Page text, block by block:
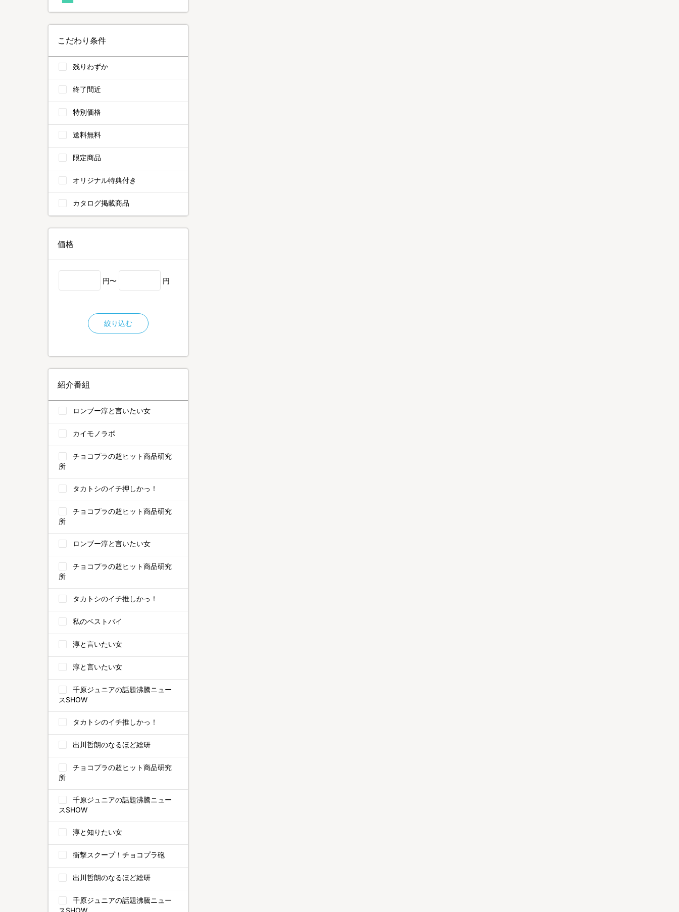
こだわり条件
残りわずか
終了間近
特別価格
送料無料
限定商品
オリジナル特典付き
カタログ掲載商品
価格
円〜 円
絞り込む
紹介番組
ロンブー淳と言いたい女
カイモノラボ
チョコプラの超ヒット商品研究
所
タカトシのイチ押しかっ！
チョコプラの超ヒット商品研究
所
ロンブー淳と言いたい女
チョコプラの超ヒット商品研究
所
タカトシのイチ推しかっ！
私のベストバイ
淳と言いたい女
淳と言いたい女
千原ジュニアの話題沸騰ニュー
スSHOW
タカトシのイチ推しかっ！
出川哲朗のなるほど総研
チョコプラの超ヒット商品研究
所
千原ジュニアの話題沸騰ニュー
スSHOW
淳と知りたい女
衝撃スクープ！チョコプラ砲
出川哲朗のなるほど総研
千原ジュニアの話題沸騰ニュー
スSHOW